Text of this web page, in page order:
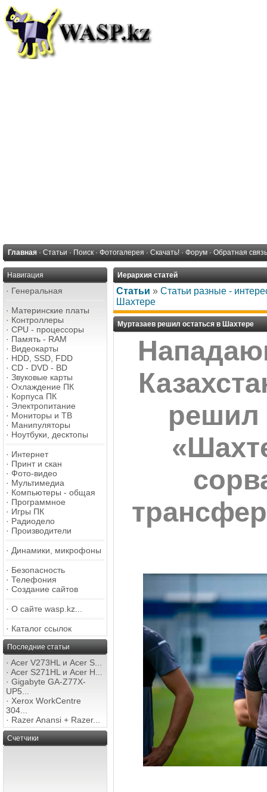
Главная · Статьи · Поиск · Фотогалерея · Скачать! · Форум · Обратная связь
Навигация
· Генеральная
· Материнские платы
· Контроллеры
· CPU - процессоры
· Память - RAM
· Видеокарты
· HDD, SSD, FDD
· CD - DVD - BD
· Звуковые карты
· Охлаждение ПК
· Корпуса ПК
· Электропитание
· Мониторы и ТВ
· Манипуляторы
· Ноутбуки, десктопы
· Интернет
· Принт и скан
· Фото-видео
· Мультимедиа
· Компьютеры - общая
· Программное
· Игры ПК
· Радиодело
· Производители
· Динамики, микрофоны
· Безопасность
· Телефония
· Создание сайтов
· О сайте wasp.kz...
· Каталог ссылок
Последние статьи
· Acer V273HL и Acer S...
· Acer S271HL и Acer H...
· Gigabyte GA-Z77X-
UP5...
· Xerox WorkCentre
304...
· Razer Anansi + Razer...
Счетчики
Иерархия статей
Статьи » Статьи разные -
Шахтере
Муртазаев решил остаться в Шахтере
решил